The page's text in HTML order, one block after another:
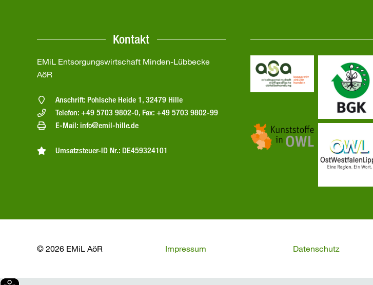
Kontakt
EMiL Entsorgungswirtschaft Minden-Lübbecke
AöR
Anschrift: Pohlsche Heide 1, 32479 Hille
Telefon: +49 5703 9802-0, Fax: +49 5703 9802-99
E-Mail: info@emil-hille.de
Umsatzsteuer-ID Nr.: DE459324101
© 2026 EMiL AöR Impressum Datenschutz